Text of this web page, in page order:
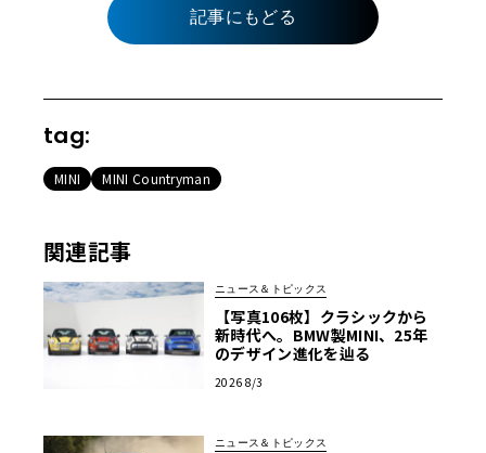
記事にもどる
tag:
MINI MINI Countryman
関連記事
ニュース＆トピックス
【写真106枚】クラシックから
新時代へ。BMW製MINI、25年
のデザイン進化を辿る
2026 8/3
ニュース＆トピックス